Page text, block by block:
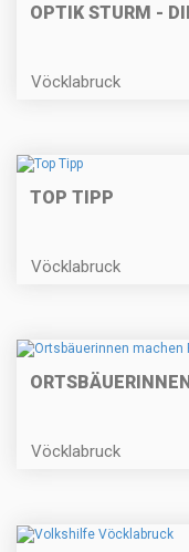
OPTIK STURM -
Vöcklabruck
TOP TIPP
Vöcklabruck
Vöcklabruck